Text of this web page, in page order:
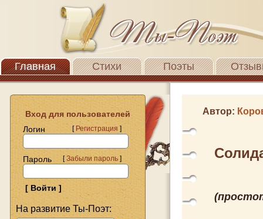
Главная Стихи Поэты
Вход для пользователей
Логин
[Регистрация]
Пароль [Забыли пароль]
На развитие Ты-Поэт:
Автор: